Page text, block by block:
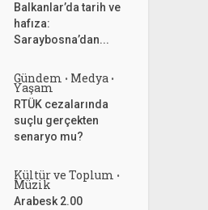
Balkanlar’da tarih ve
hafıza:
Saraybosna’dan...
Gündem • Medya •
Yaşam
RTÜK cezalarında
suçlu gerçekten
senaryo mu?
Kültür ve Toplum •
Müzik
Arabesk 2.00